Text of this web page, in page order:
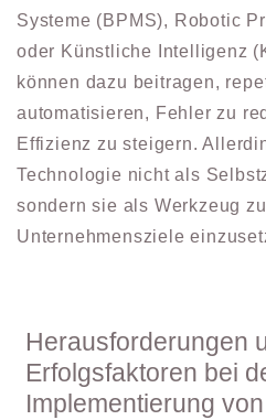
Systeme (BPMS), Robotic
oder Künstliche Intelligenz
können dazu beitragen,
automatisieren, Fehler zu
Effizienz zu steigern.
Technologie nicht als
sondern sie als Werkzeug
Unternehmensziele
Herausforderungen
Erfolgsfaktoren bei
Implementierung